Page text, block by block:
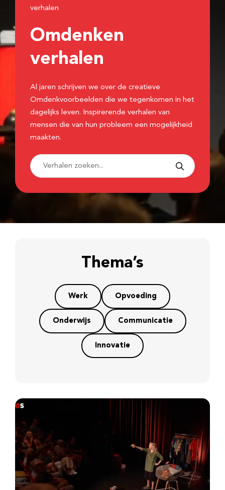
verhalen
Omdenken
verhalen
Al jaren schrijven we over de creatieve
Omdenkvoorbeelden die we tegenkomen in het
dagelijks leven. Inspirerende verhalen van
mensen die van hun probleem een mogelijkheid
maakten.
Thema’s
Werk Opvoeding
Onderwijs Communicatie
Innovatie